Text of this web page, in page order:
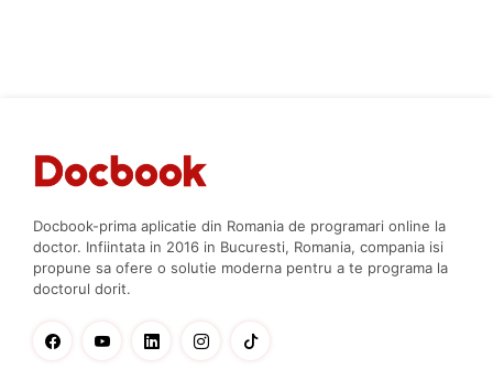
ARTICOLE SANATATE
Importanţa sportului în prevenţia cancerului
PUBLICAT DE DR. AURA PETRESCU